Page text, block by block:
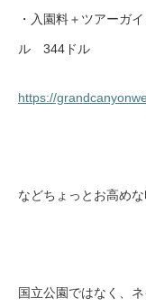
・入園料＋ツアーガ
ル 344ドル
https://
などちょっとお高めな
国立公園ではなく、